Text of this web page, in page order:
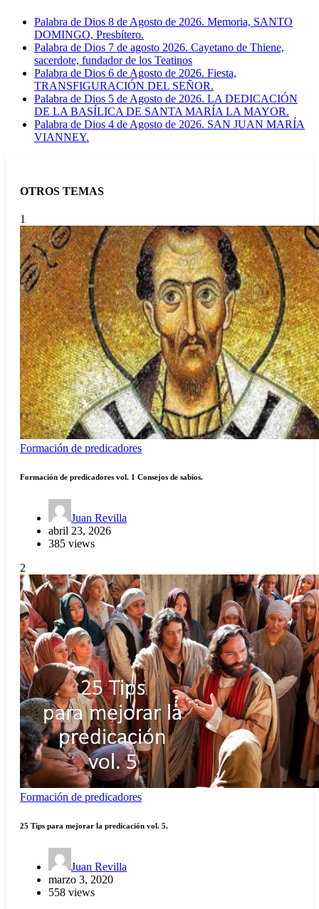
Palabra de Dios 8 de Agosto de 2026. Memoria, SANTO
DOMINGO, Presbítero.
Palabra de Dios 7 de agosto 2026. Cayetano de Thiene,
sacerdote, fundador de los Teatinos
Palabra de Dios 6 de Agosto de 2026. Fiesta,
TRANSFIGURACIÓN DEL SEÑOR.
Palabra de Dios 5 de Agosto de 2026. LA DEDICACIÓN
DE LA BASÍLICA DE SANTA MARÍA LA MAYOR.
Palabra de Dios 4 de Agosto de 2026. SAN JUAN MARÍA
VIANNEY.
OTROS TEMAS
1
Formación de predicadores
Formación de predicadores vol. 1 Consejos de sabios.
Juan Revilla
abril 23, 2026
385 views
2
Formación de predicadores
25 Tips para mejorar la predicación vol. 5.
Juan Revilla
marzo 3, 2020
558 views